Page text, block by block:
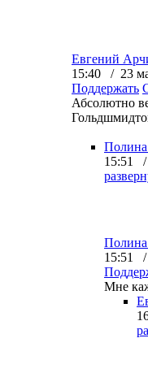
Евгений
15:40 / 23
Поддержать
Абсолютно
Полина
15:51 /
Полина
15:51 /
Мне